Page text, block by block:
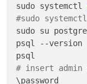
sudo systemctl
#sudo
sudo su
psql --version
# insert admin
\password